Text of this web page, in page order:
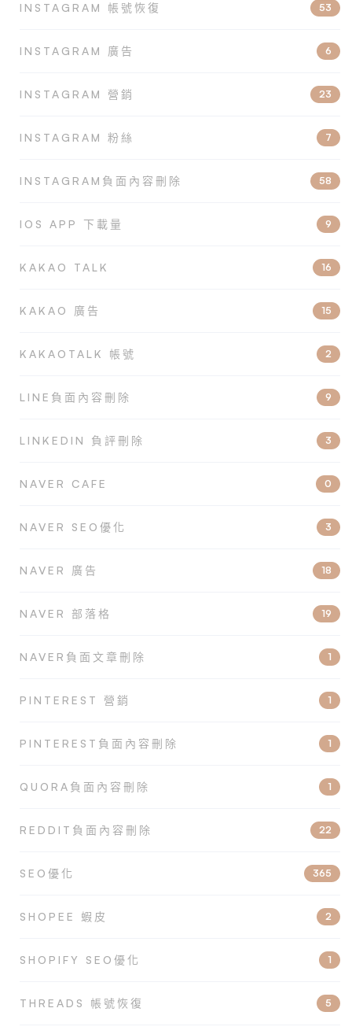
INSTAGRAM 帳號恢復 53
INSTAGRAM 廣告 6
INSTAGRAM 營銷 23
INSTAGRAM 粉絲 7
INSTAGRAM負面內容刪除 58
IOS APP 下載量 9
KAKAO TALK 16
KAKAO 廣告 15
KAKAOTALK 帳號 2
LINE負面內容刪除 9
LINKEDIN 負評刪除 3
NAVER CAFE 0
NAVER SEO優化 3
NAVER 廣告 18
NAVER 部落格 19
NAVER負面文章刪除 1
PINTEREST 營銷 1
PINTEREST負面內容刪除 1
QUORA負面內容刪除 1
REDDIT負面內容刪除 22
SEO優化 365
SHOPEE 蝦皮 2
SHOPIFY SEO優化 1
THREADS 帳號恢復 5